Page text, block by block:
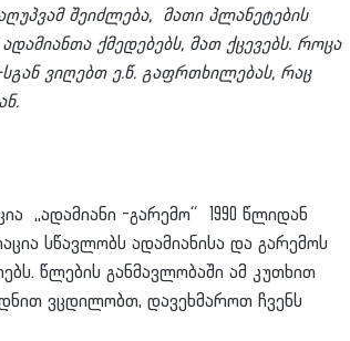
შეიძლება, მათი პლანეტების
ქმედებებს, მათ ქცევებს. როცა
სგან ვიღებთ ე.წ. გაფრთხილებას, რაც
,,ადამიანი -გარემო“ 1990 წლიდან
სწავლობს ადამიანისა და გარემოს
წლების განმავლობაში ამ კუთხით
ვცდილობთ, დავეხმაროთ ჩვენს